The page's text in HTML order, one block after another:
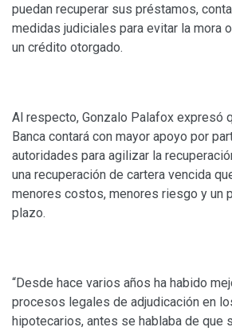
puedan recuperar sus préstamos,
medidas judiciales para evitar la mora
un crédito otorgado.
Al respecto, Gonzalo Palafox expresó
Banca contará con mayor apoyo por
autoridades para agilizar la
una recuperación de cartera vencida
menores costos, menores riesgo y un
plazo.
“Desde hace varios años ha habido
procesos legales de adjudicación en
hipotecarios, antes se hablaba de que